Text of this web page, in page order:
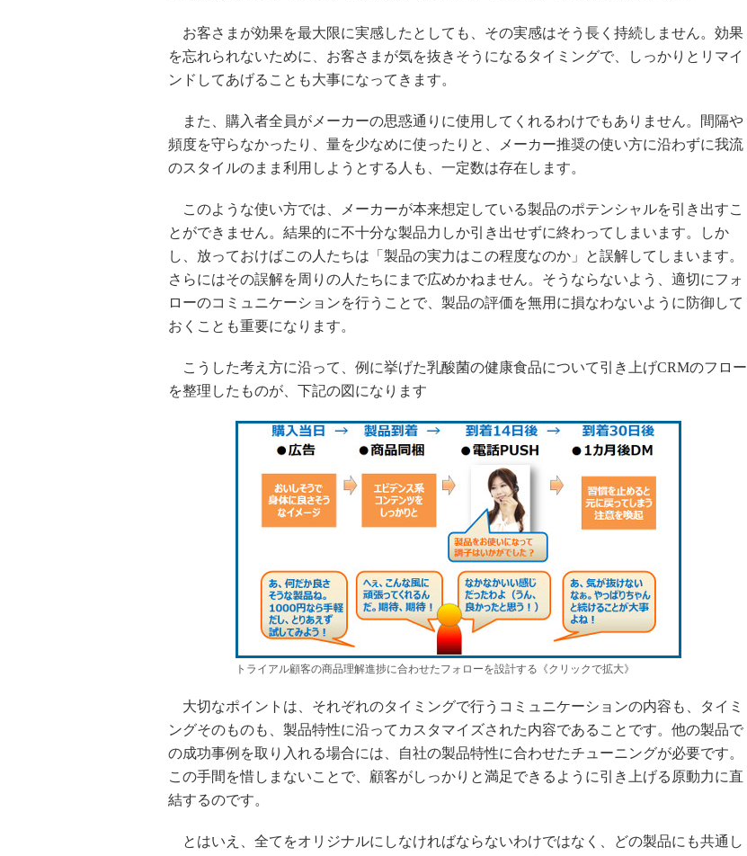
お客さまが効果を最大限に実感したとしても、その実感はそう長く持続しません。効果
を忘れられないために、お客さまが気を抜きそうになるタイミングで、しっかりとリマイ
ンドしてあげることも大事になってきます。
また、購入者全員がメーカーの思惑通りに使用してくれるわけでもありません。間隔や
頻度を守らなかったり、量を少なめに使ったりと、メーカー推奨の使い方に沿わずに我流
のスタイルのまま利用しようとする人も、一定数は存在します。
このような使い方では、メーカーが本来想定している製品のポテンシャルを引き出すこ
とができません。結果的に不十分な製品力しか引き出せずに終わってしまいます。しか
し、放っておけばこの人たちは「製品の実力はこの程度なのか」と誤解してしまいます。
さらにはその誤解を周りの人たちにまで広めかねません。そうならないよう、適切にフォ
ローのコミュニケーションを行うことで、製品の評価を無用に損なわないように防御して
おくことも重要になります。
こうした考え方に沿って、例に挙げた乳酸菌の健康食品について引き上げCRMのフロー
を整理したものが、下記の図になります
トライアル顧客の商品理解進捗に合わせたフォローを設計する《クリックで拡大》
大切なポイントは、それぞれのタイミングで行うコミュニケーションの内容も、タイミ
ングそのものも、製品特性に沿ってカスタマイズされた内容であることです。他の製品で
の成功事例を取り入れる場合には、自社の製品特性に合わせたチューニングが必要です。
この手間を惜しまないことで、顧客がしっかりと満足できるように引き上げる原動力に直
結するのです。
とはいえ、全てをオリジナルにしなければならないわけではなく、どの製品にも共通し